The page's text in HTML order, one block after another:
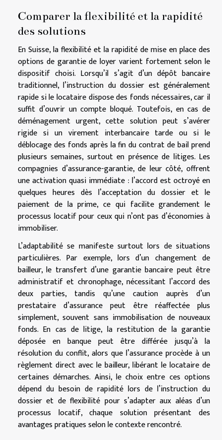
Comparer la flexibilité et la rapidité
des solutions
En Suisse, la flexibilité et la rapidité de mise en place des
options de garantie de loyer varient fortement selon le
dispositif choisi. Lorsqu’il s’agit d’un dépôt bancaire
traditionnel, l’instruction du dossier est généralement
rapide si le locataire dispose des fonds nécessaires, car il
suffit d’ouvrir un compte bloqué. Toutefois, en cas de
déménagement urgent, cette solution peut s’avérer
rigide si un virement interbancaire tarde ou si le
déblocage des fonds après la fin du contrat de bail prend
plusieurs semaines, surtout en présence de litiges. Les
compagnies d’assurance-garantie, de leur côté, offrent
une activation quasi immédiate : l’accord est octroyé en
quelques heures dès l’acceptation du dossier et le
paiement de la prime, ce qui facilite grandement le
processus locatif pour ceux qui n’ont pas d’économies à
immobiliser.
L’adaptabilité se manifeste surtout lors de situations
particulières. Par exemple, lors d’un changement de
bailleur, le transfert d’une garantie bancaire peut être
administratif et chronophage, nécessitant l’accord des
deux parties, tandis qu’une caution auprès d’un
prestataire d’assurance peut être réaffectée plus
simplement, souvent sans immobilisation de nouveaux
fonds. En cas de litige, la restitution de la garantie
déposée en banque peut être différée jusqu’à la
résolution du conflit, alors que l’assurance procède à un
règlement direct avec le bailleur, libérant le locataire de
certaines démarches. Ainsi, le choix entre ces options
dépend du besoin de rapidité lors de l’instruction du
dossier et de flexibilité pour s’adapter aux aléas d’un
processus locatif, chaque solution présentant des
avantages pratiques selon le contexte rencontré.